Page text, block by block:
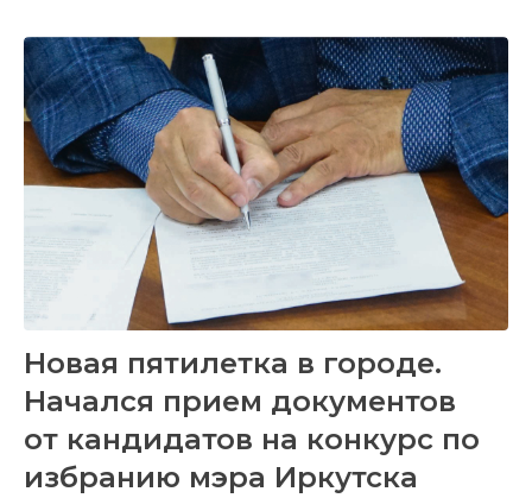
Новая пятилетка в городе.
Начался прием документов
от кандидатов на конкурс по
избранию мэра Иркутска